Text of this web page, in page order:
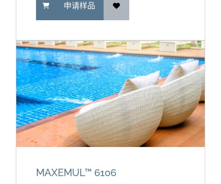
申请样品
MAXEMUL™ 6106